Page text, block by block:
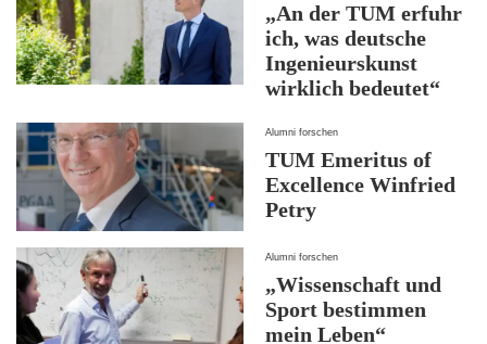
„An der TUM erfuhr
ich, was deutsche
Ingenieurskunst
wirklich bedeutet“
Alumni forschen
TUM Emeritus of
Excellence Winfried
Petry
Alumni forschen
„Wissenschaft und
Sport bestimmen
mein Leben“